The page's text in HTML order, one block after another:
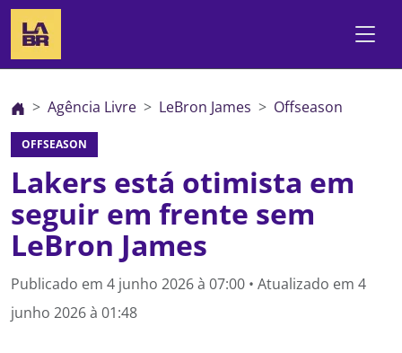
Agência Livre LeBron James Offseason
OFFSEASON
Lakers está otimista em
seguir em frente sem
LeBron James
Publicado em 4 junho 2026 à 07:00 • Atualizado em 4
junho 2026 à 01:48